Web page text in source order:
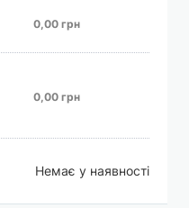
0,00 грн
0,00 грн
Немає у наявності